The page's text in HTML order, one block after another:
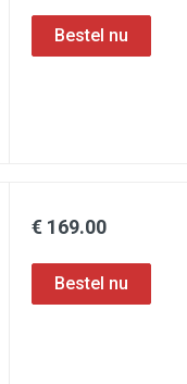
€ 169.00